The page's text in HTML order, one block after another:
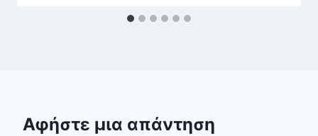
Αφήστε μια απάντηση